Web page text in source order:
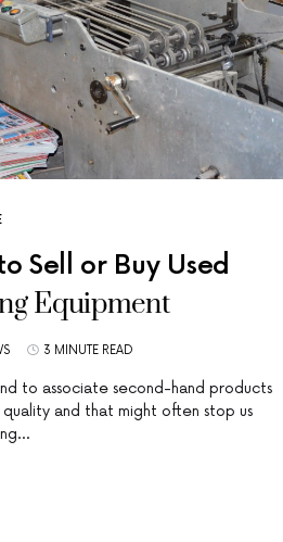
Sell or Buy Used
Equipment
3 MINUTE READ
to associate second-hand products
and that might often stop us